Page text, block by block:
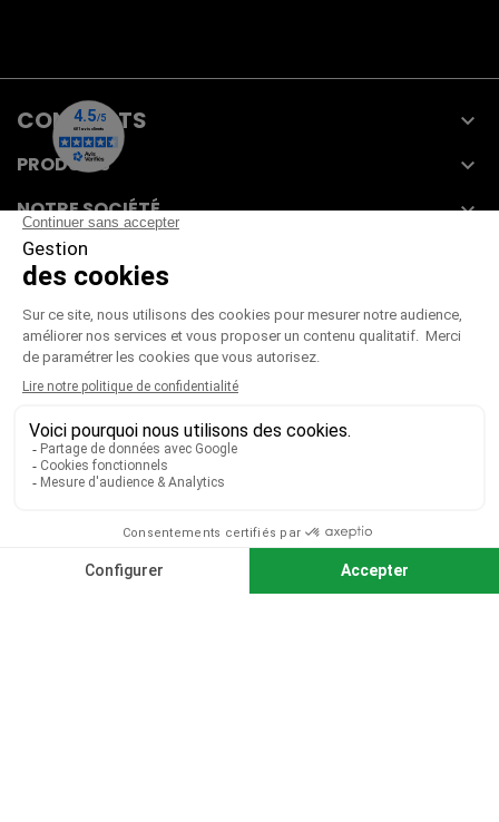
CONTACTS 
PRODUITS 
NOTRE SOCIÉTÉ 
VOTRE COMPTE
CGV|CGU |Mentions légales
Paiement sécurisé
Télécharger notre catalogue
© 2026 TOUS DROITS RÉSERVÉS MIEUX VOIR